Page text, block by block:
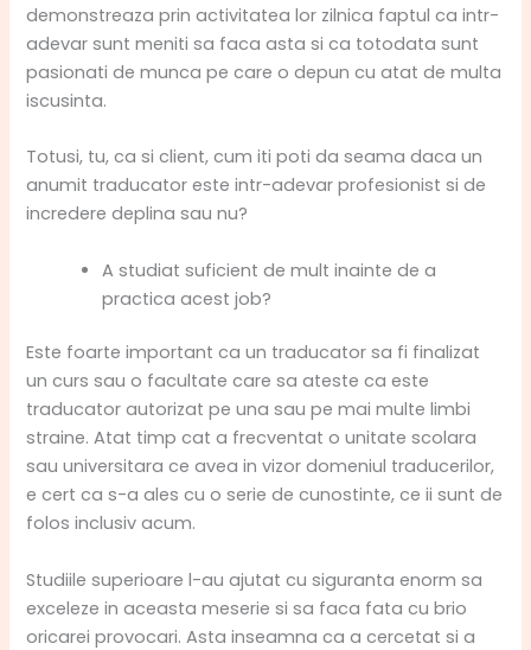
demonstreaza prin activitatea lor zilnica faptul ca intr-
adevar sunt meniti sa faca asta si ca totodata sunt
pasionati de munca pe care o depun cu atat de multa
iscusinta.
Totusi, tu, ca si client, cum iti poti da seama daca un
anumit traducator este intr-adevar profesionist si de
incredere deplina sau nu?
A studiat suficient de mult inainte de a
practica acest job?
Este foarte important ca un traducator sa fi finalizat
un curs sau o facultate care sa ateste ca este
traducator autorizat pe una sau pe mai multe limbi
straine. Atat timp cat a frecventat o unitate scolara
sau universitara ce avea in vizor domeniul traducerilor,
e cert ca s-a ales cu o serie de cunostinte, ce ii sunt de
folos inclusiv acum.
Studiile superioare l-au ajutat cu siguranta enorm sa
exceleze in aceasta meserie si sa faca fata cu brio
oricarei provocari. Asta inseamna ca a cercetat si a